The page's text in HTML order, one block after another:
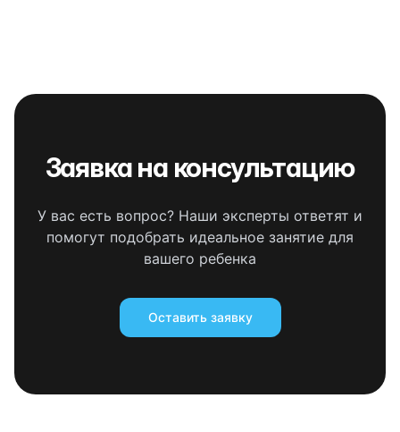
Заявка на консультацию
У вас есть вопрос? Наши эксперты ответят и
помогут подобрать идеальное занятие для
вашего ребенка
Оставить заявку